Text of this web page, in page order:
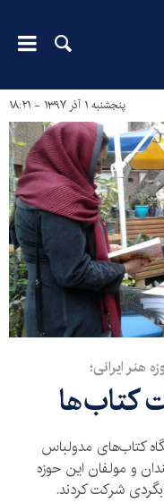
پنجشنبه ۱ آذر ۱۳۹۷ - ۱۸:۲۱
هنر ایرانی؛
کتاب‌ها
کتاب‌های مدولباس
و مولفان این حوزه
شرکت کردند.